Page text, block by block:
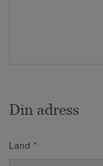
Din adress
Land *